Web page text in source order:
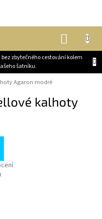
zbytečného cestování kolem
šatníku.
Agaron modré
kalhoty